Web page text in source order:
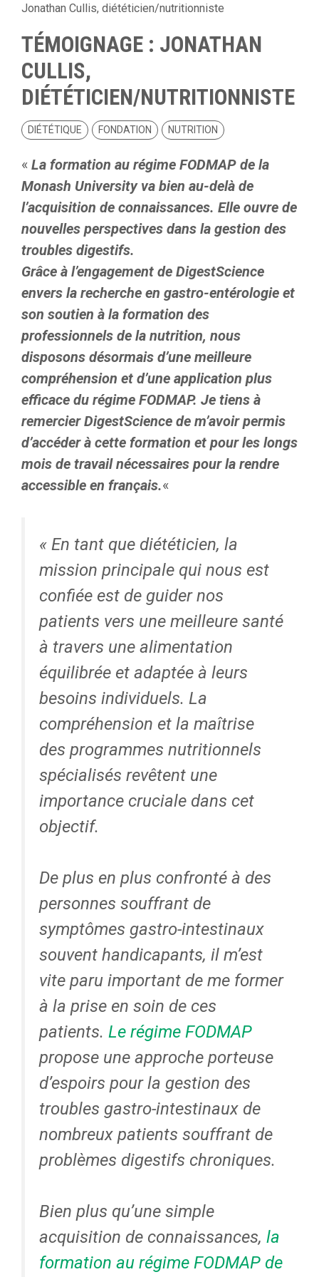
Jonathan Cullis, diététicien/nutritionniste
TÉMOIGNAGE : JONATHAN
CULLIS,
DIÉTÉTICIEN/NUTRITIONNISTE
DIÉTÉTIQUE FONDATION NUTRITION
« La formation au régime FODMAP de la
Monash University va bien au-delà de
l’acquisition de connaissances. Elle ouvre de
nouvelles perspectives dans la gestion des
troubles digestifs.
Grâce à l’engagement de DigestScience
envers la recherche en gastro-entérologie et
son soutien à la formation des
professionnels de la nutrition, nous
disposons désormais d’une meilleure
compréhension et d’une application plus
efficace du régime FODMAP. Je tiens à
remercier DigestScience de m’avoir permis
d’accéder à cette formation et pour les longs
mois de travail nécessaires pour la rendre
accessible en français.«
« En tant que diététicien, la
mission principale qui nous est
confiée est de guider nos
patients vers une meilleure santé
à travers une alimentation
équilibrée et adaptée à leurs
besoins individuels. La
compréhension et la maîtrise
des programmes nutritionnels
spécialisés revêtent une
importance cruciale dans cet
objectif.
De plus en plus confronté à des
personnes souffrant de
symptômes gastro-intestinaux
souvent handicapants, il m’est
vite paru important de me former
à la prise en soin de ces
patients. Le régime FODMAP
propose une approche porteuse
d’espoirs pour la gestion des
troubles gastro-intestinaux de
nombreux patients souffrant de
problèmes digestifs chroniques.
Bien plus qu’une simple
acquisition de connaissances, la
formation au régime FODMAP de